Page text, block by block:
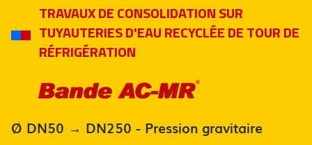
TRAVAUX DE CONSOLIDATION SUR
TUYAUTERIES D'EAU RECYCLÉE DE TOUR DE
RÉFRIGÉRATION
Ø DN50 → DN250 - Pression gravitaire